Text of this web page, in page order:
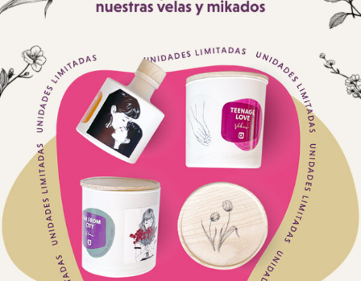
He leído y acepto laPolítica de Privacidad
Enviar
PREGUNTAS FRECUENTES